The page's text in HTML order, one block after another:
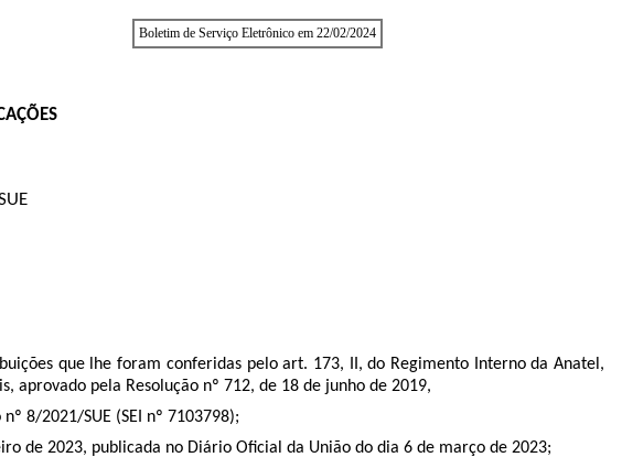
Boletim de Serviço Eletrônico em 22/02/2024
que lhe foram conferidas pelo art. 173, II, do Regimento Interno da Anatel,
aprovado pela Resolução nº 712, de 18 de junho de 2019,
nº 8/2021/SUE (SEI nº 7103798);
de 2023, publicada no Diário Oficial da União do dia 6 de março de 2023;